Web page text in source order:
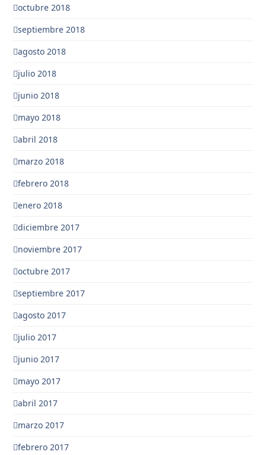
octubre 2018
septiembre 2018
agosto 2018
julio 2018
junio 2018
mayo 2018
abril 2018
marzo 2018
febrero 2018
enero 2018
diciembre 2017
noviembre 2017
octubre 2017
septiembre 2017
agosto 2017
julio 2017
junio 2017
mayo 2017
abril 2017
marzo 2017
febrero 2017